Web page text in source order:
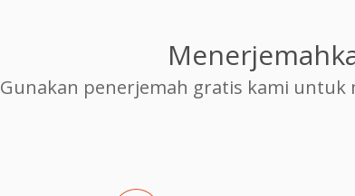
Gunakan penerjemah gratis kami untuk